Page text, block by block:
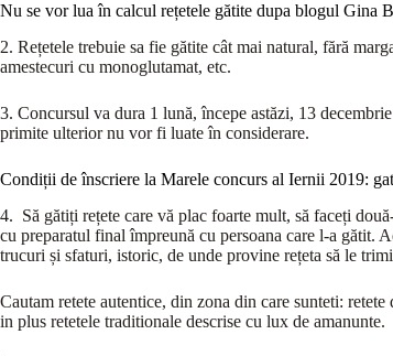
Nu se vor lua în calcul rețetele gătite dupa blogul Gina
2. Rețetele trebuie sa fie gătite cât mai natural, fără
amestecuri cu monoglutamat, etc.
3. Concursul va dura 1 lună, începe astăzi, 13
primite ulterior nu vor fi luate în considerare.
Condiții de înscriere la Marele concurs al Iernii 2019:
4. Să gătiți rețete care vă plac foarte mult, să faceți
cu preparatul final împreună cu persoana care l-a gătit.
trucuri și sfaturi, istoric, de unde provine rețeta să le
Cautam retete autentice, din zona din care sunteti:
in plus retetele traditionale descrise cu lux de amanunte.